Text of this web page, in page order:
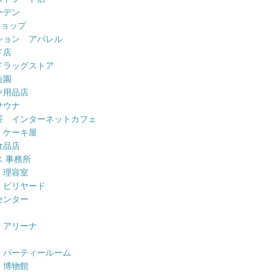
デン
ップ
ョン アパレル
店
ッグストア
用品店
ナ
インターネットカフェ
ーキ屋
品店
事務所
容室
リヤード
ンター
リーナ
ーティールーム
物館